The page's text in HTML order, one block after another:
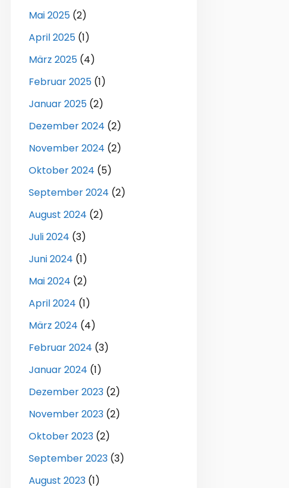
Mai 2025 (2)
April 2025 (1)
März 2025 (4)
Februar 2025 (1)
Januar 2025 (2)
Dezember 2024 (2)
November 2024 (2)
Oktober 2024 (5)
September 2024 (2)
August 2024 (2)
Juli 2024 (3)
Juni 2024 (1)
Mai 2024 (2)
April 2024 (1)
März 2024 (4)
Februar 2024 (3)
Januar 2024 (1)
Dezember 2023 (2)
November 2023 (2)
Oktober 2023 (2)
September 2023 (3)
August 2023 (1)